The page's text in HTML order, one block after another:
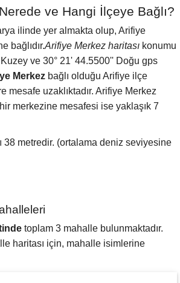
ve Hangi İlçeye Bağlı?
ilinde yer almakta olup, Arifiye
bağlıdır.Arifiye Merkez haritası konumu
ve 30° 21' 44.5500'' Doğu gps
Merkez bağlı olduğu Arifiye ilçe
mesafe uzaklıktadır. Arifiye Merkez
merkezine mesafesi ise yaklaşık 7
38 metredir. (ortalama deniz seviyesine
toplam 3 mahalle bulunmaktadır.
haritası için, mahalle isimlerine